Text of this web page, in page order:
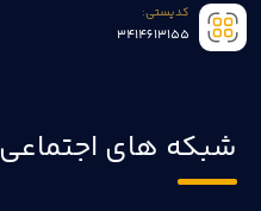
کدپستی:
3414613155
شبکه های اجتماعی